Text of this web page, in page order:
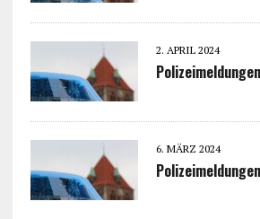
2. APRIL 2024
6. MÄRZ 2024